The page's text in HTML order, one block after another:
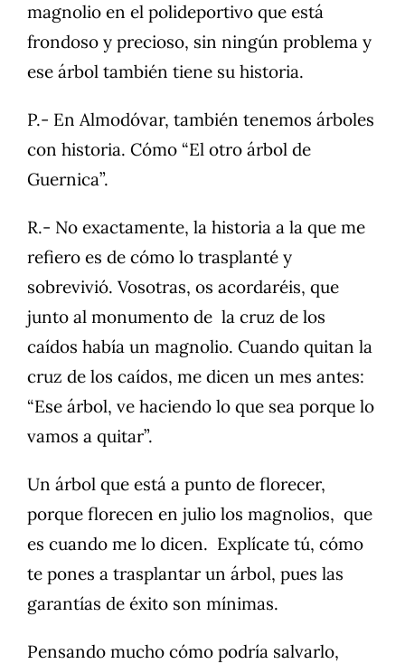
magnolio en el polideportivo que está
frondoso y precioso, sin ningún problema y
ese árbol también tiene su historia.
P.- En Almodóvar, también tenemos árboles
con historia. Cómo “El otro árbol de
Guernica”.
R.- No exactamente, la historia a la que me
refiero es de cómo lo trasplanté y
sobrevivió. Vosotras, os acordaréis, que
junto al monumento de la cruz de los
caídos había un magnolio. Cuando quitan la
cruz de los caídos, me dicen un mes antes:
“Ese árbol, ve haciendo lo que sea porque lo
vamos a quitar”.
Un árbol que está a punto de florecer,
porque florecen en julio los magnolios, que
es cuando me lo dicen. Explícate tú, cómo
te pones a trasplantar un árbol, pues las
garantías de éxito son mínimas.
Pensando mucho cómo podría salvarlo,